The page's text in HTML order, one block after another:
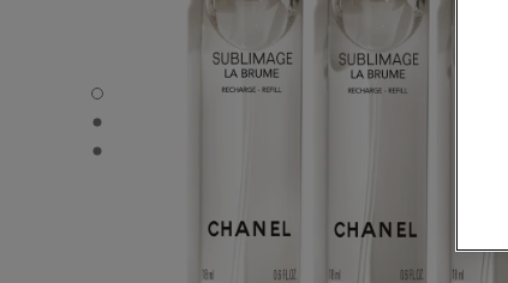
SUBLIMAGE LA BRUME - Vista por defecto
SUBLIMAGE LA BRUME - Vista alternativa 1
SUBLIMAGE LA BRUME - Vista de la textura básica